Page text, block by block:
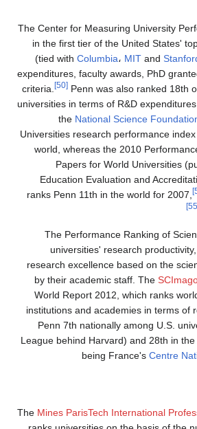
The Center for Measuring University
in the first tier of the United States'
(tied with Columbia، MIT and
expenditures, faculty awards, PhD
criteria.
[50] Penn was also ranked 18th
universities in terms of R&D
the National Science
Universities research performance
world, whereas the 2010
Papers for World Universities
Education Evaluation and
ranks Penn 11th in the world for 2007,
The Performance Ranking of
universities' research
research excellence based on the
by their academic staff. The
World Report 2012, which ranks
institutions and academies in terms of
Penn 7th nationally among U.S.
League behind Harvard) and 28th in
being France's Centre
The Mines ParisTech International